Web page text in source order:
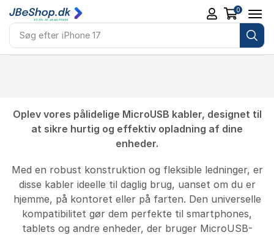
Søg efter iPhone 17
0
Oplev vores pålidelige MicroUSB kabler, designet til
at sikre hurtig og effektiv opladning af dine
enheder.
Med en robust konstruktion og fleksible ledninger, er
disse kabler ideelle til daglig brug, uanset om du er
hjemme, på kontoret eller på farten. Den universelle
kompatibilitet gør dem perfekte til smartphones,
tablets og andre enheder, der bruger MicroUSB-